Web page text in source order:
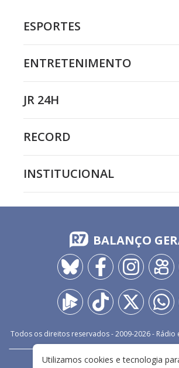
ESPORTES
ENTRETENIMENTO
JR 24H
RECORD
INSTITUCIONAL
BALANÇO
Todos os direitos reservados - 2009-2026- Rádio
Utilizamos cookies e tecnologia